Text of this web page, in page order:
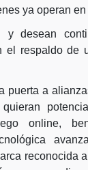
ya operan en
y desean
el respaldo de
puerta a
online,
reconocida